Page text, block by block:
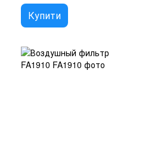
Купити